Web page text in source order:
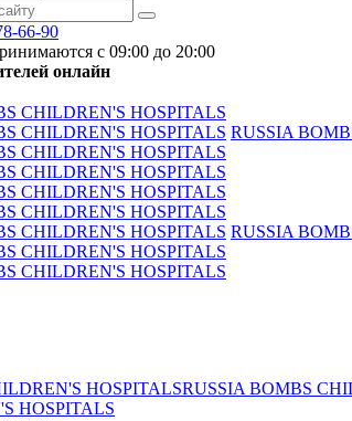
66-90
с 09:00 до 20:00
онлайн
CHILDREN'S HOSPITALS
CHILDREN'S HOSPITALS RUSSIA
CHILDREN'S HOSPITALS
CHILDREN'S HOSPITALS
CHILDREN'S HOSPITALS
CHILDREN'S HOSPITALS
CHILDREN'S HOSPITALS RUSSIA
CHILDREN'S HOSPITALS
CHILDREN'S HOSPITALS
HOSPITALSRUSSIA BOMBS
HOSPITALS